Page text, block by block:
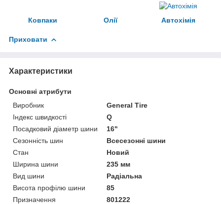
Ковпаки Олії Автохімія
Приховати
Характеристики
Основні атрибути
Виробник
General Tire
Індекс швидкості
Q
Посадковий діаметр шини
16"
Сезонність шин
Всесезонні шини
Стан
Новий
Ширина шини
235 мм
Вид шини
Радіальна
Висота профілю шини
85
Призначення
801222